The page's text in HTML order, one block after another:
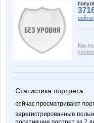
Как
Статистика портрета:
сейчас просматривают
зарегистрированные